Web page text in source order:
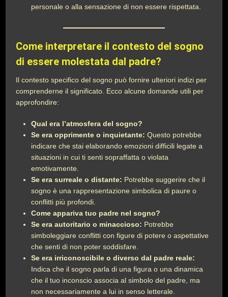
personale o alla sensazione di non essere rispettata.
Come interpretare il contesto del sogno
di essere molestata dal padre?
Il contesto specifico del sogno può fornire ulteriori indizi per
comprenderne il significato. Ecco alcune domande utili per
approfondire:
Qual era l’atmosfera del sogno?
Se era opprimente o inquietante: Questo potrebbe
indicare che stai elaborando emozioni difficili legate a
situazioni in cui ti senti sopraffatta o violata
emotivamente.
Se era surreale o distante: Potrebbe suggerire che il
sogno è una rappresentazione simbolica di paure o
conflitti più profondi.
Come appariva tuo padre nel sogno?
Se era autoritario o minaccioso: Potrebbe
simboleggiare conflitti con figure di potere o aspettative
che senti di non poter soddisfare.
Se era irriconoscibile o diverso dal padre reale:
Indica che il sogno parla di una figura o una dinamica
che il tuo inconscio associa al simbolo del padre, ma
non necessariamente a lui in senso letterale.